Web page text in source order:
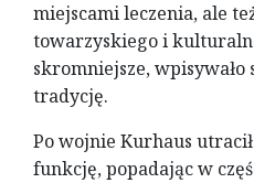
miejscami leczenia, ale
towarzyskiego i
skromniejsze,
tradycję.
Po wojnie Kurhaus
funkcję, popadając w